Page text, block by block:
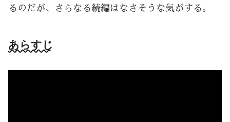
るのだが、さらなる続編はなさそうな気がする。
あらすじ